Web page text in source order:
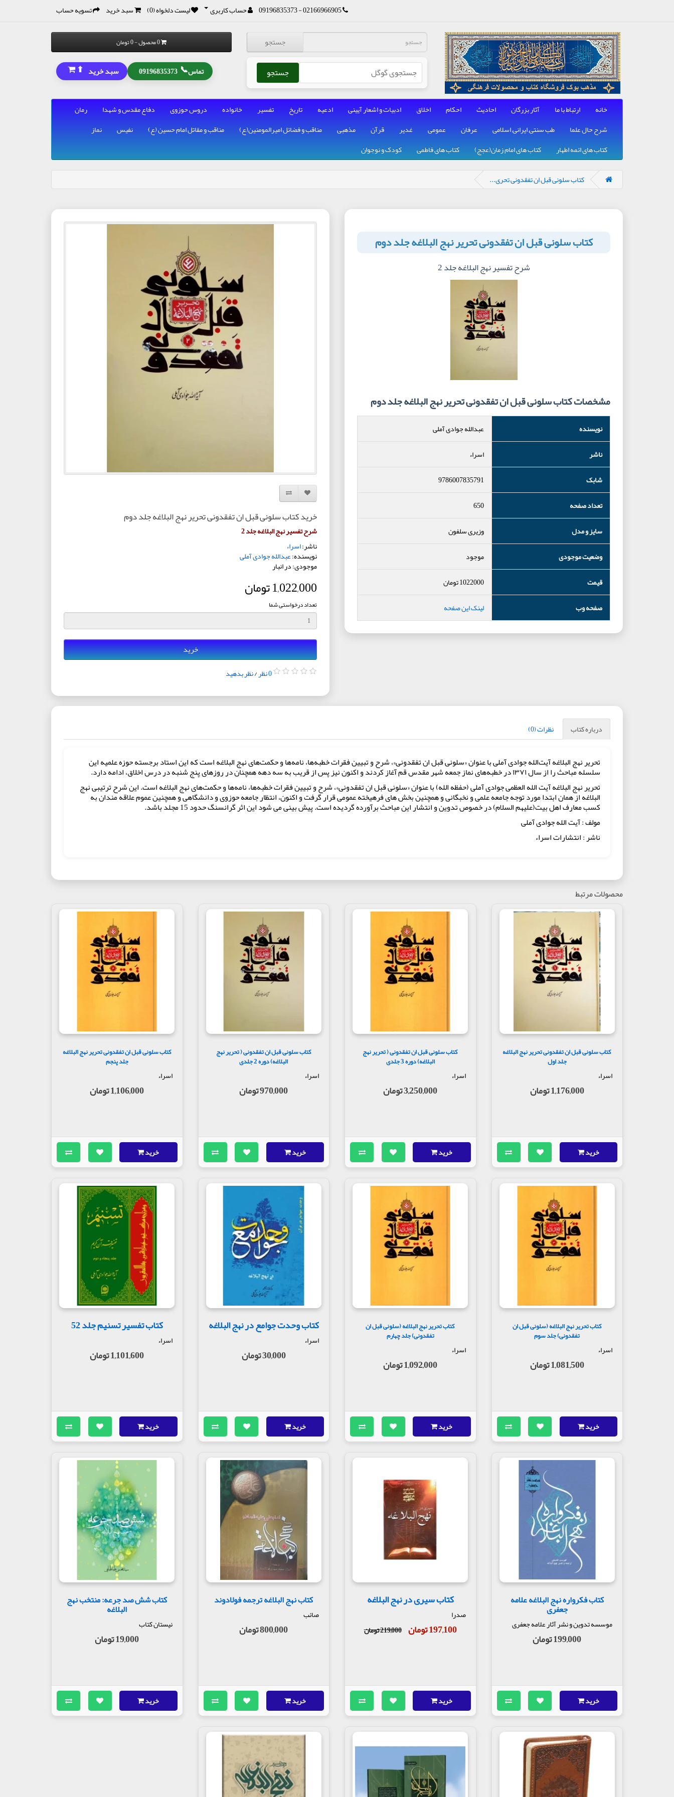
02166966905 - 09196835373 حساب کاربری لیست دلخواه (0) سبد خرید تسویه حساب
جستجو
جستجو
0 محصول - 0 تومان
تماس📞
09196835373 سبد خرید ⬆
خانه ارتباط با ما آثار بزرگان احادیث احکام اخلاق ادبیات و اشعار آیینی ادعیه تاریخ تفسیر خانواده دروس حوزوی دفاع مقدس و شهدا
رمان
شرح حال علما
طب سنتی, ایرانی, اسلامی عرفان عمومی غدیر قرآن مذهبی مناقب و فضائل امیرالمومنین(ع) مناقب و مقاتل امام حسین (ع) نفیس
نماز
کتاب های ائمه اطهار
کتاب های امام زمان(عجج) کتاب های فاطمی کودک و نوجوان
کتاب سلونی قبل ان تفقدونی تحری...
کتاب سلونی قبل ان تفقدونی تحریر نهج البلاغه جلد دوم
شرح تفسیر نهج البلاغه جلد 2
مشخصات کتاب سلونی قبل ان تفقدونی تحریر نهج البلاغه جلد دوم
نویسنده
عبدالله جوادی آملی
ناشر
اسراء
شابک
9786007835791
تعداد صفحه
650
سایز و مدل
وزیری سلفون
وضعیت موجودی
موجود
قیمت
1022000تومان
صفحه وب
لینک این صفحه
افزودن به لیست دلخواه
مقایسه این محصول
خرید کتاب سلونی قبل ان تفقدونی تحریر نهج البلاغه جلد دوم
شرح تفسیر نهج البلاغه جلد 2
ناشر:اسراء
نویسنده:عبدالله جوادی آملی
موجودی: در انبار
1,022,000 تومان
تعداد درخواستی شما
خرید
0 نظر /نظر بدهید
درباره کتاب نظرات (0)
تحریر نهج البلاغه آیت‌الله جوادی آملی با عنوان «سلونی قبل ان تفقدونی»، شرح و تبیین فقرات خطبه‌ها، نامه‌ها و حکمت‌های نهج البلاغه است که این استاد برجسته حوزه علمیه این
سلسله مباحث را از سال ۱۳۷۱ در خطبه‌های نماز جمعه شهر مقدس قم آغاز کردند و اکنون نیز پس از قریب به سه دهه همچنان در روزهای پنج شنبه در درس‌ اخلاق، ادامه دارد.
تحریر نهج البلاغه آیت الله العظمی جوادی آملی (حفظه الله) با عنوان «سلونی قبل ان تفقدونی»، شرح و تبیین فقرات خطبه‌ها، نامه‌ها و حکمت‌های نهج البلاغه است. این شرح ترتیبی نهج
البلاغه از همان ابتدا مورد توجه جامعه علمی و نخبگانی و همچنین بخش های فرهیخته عمومی قرار گرفت و اکنون، انتظار جامعه حوزوی و دانشگاهی و همچنین عموم علاقه مندان به
کسب معارف اهل بیت(علیهم السلام) در خصوص تدوین و انتشار این مباحث برآورده گردیده است. پیش بینی می شود این اثر گرانسنگ حدود 15 مجلد باشد.
مولف : آیت الله جوادی آملی
ناشر : انتشارات اسراء
محصولات مرتبط
کتاب سلونی قبل ان تفقدونی تحریر نهج البلاغه
جلد اول
اسراء
1,176,000 تومان
خرید
کتاب سلونی قبل ان تفقدونی ( تحریر نهج
البلاغه) دوره 3 جلدی
اسراء
3,250,000 تومان
خرید
کتاب سلونی قبل ان تفقدونی ( تحریر نهج
البلاغه) دوره 2 جلدی
اسراء
970,000 تومان
خرید
کتاب سلونی قبل ان تفقدونی تحریر نهج البلاغه
جلد پنجم
اسراء
1,106,000 تومان
خرید
کتاب تحریر نهج البلاغه (سلونی قبل ان
تفقدونی) جلد سوم
اسراء
1,081,500 تومان
خرید
کتاب تحریر نهج البلاغه (سلونی قبل ان
تفقدونی) جلد چهارم
اسراء
1,092,000 تومان
خرید
کتاب وحدت جوامع در نهج البلاغه
اسراء
30,000 تومان
خرید
کتاب تفسیر تسنیم جلد 52
اسراء
1,101,600 تومان
خرید
کتاب فکرواره نهج البلاغه علامه
جعفری
موسسه تدوین و نشر آثار علامه جعفری
199,000 تومان
خرید
کتاب سیری در نهج البلاغه
صدرا
197,100 تومان 219,000 تومان
خرید
کتاب نهج البلاغه ترجمه فولادوند
صائب
800,000 تومان
خرید
کتاب شش صد جرعه: منتخب نهج
البلاغه
نیستان کتاب
19,000 تومان
خرید